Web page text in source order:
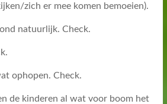
zich er mee komen bemoeien).
natuurlijk. Check.
ophopen. Check.
de kinderen al wat voor boom het